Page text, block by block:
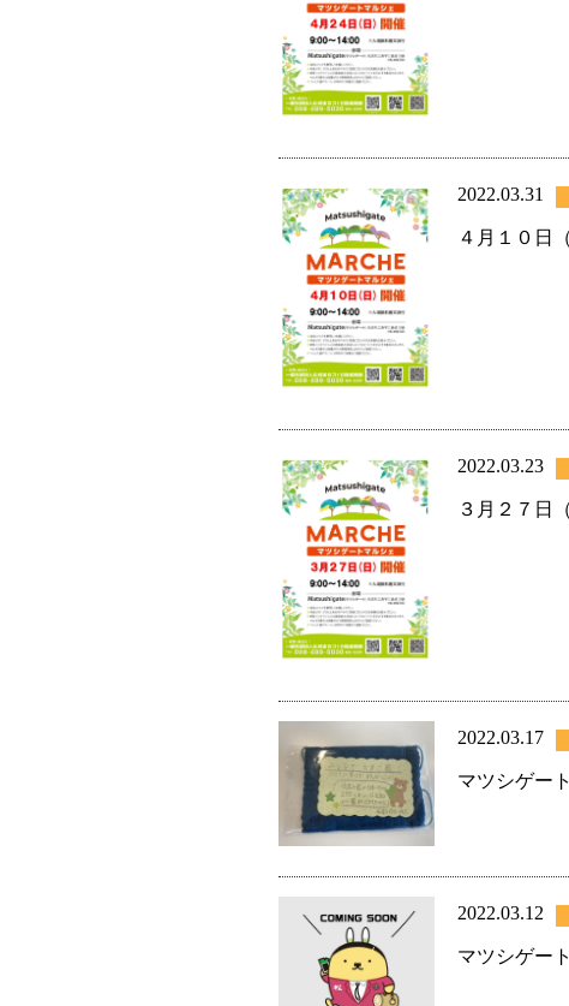
2022.03.31
４月１０日
2022.03.23
３月２７日
2022.03.17
マツシゲー
2022.03.12
マツシゲー